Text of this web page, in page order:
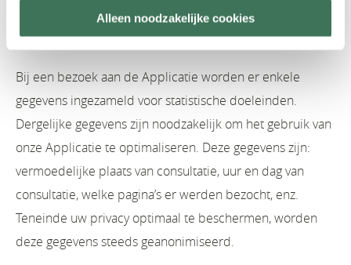
Alleen noodzakelijke cookies
cookieverklaring voor meer informatie over de manier
waarop we cookies gebruiken.
Bij een bezoek aan de Applicatie worden er enkele
gegevens ingezameld voor statistische doeleinden.
Dergelijke gegevens zijn noodzakelijk om het gebruik van
onze Applicatie te optimaliseren. Deze gegevens zijn:
vermoedelijke plaats van consultatie, uur en dag van
consultatie, welke pagina’s er werden bezocht, enz.
Teneinde uw privacy optimaal te beschermen, worden
deze gegevens steeds geanonimiseerd.